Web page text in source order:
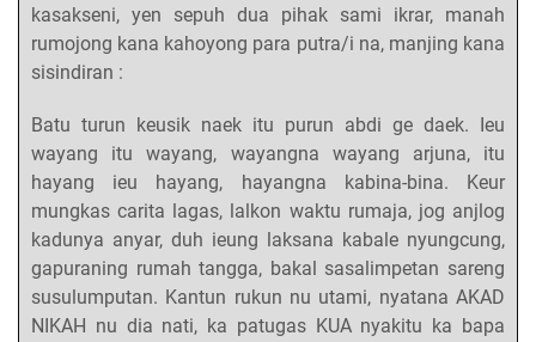
kasakseni, yen sepuh dua pihak sami ikrar, manah
rumojong kana kahoyong para putra/i na, manjing kana
sisindiran :
Batu turun keusik naek itu purun abdi ge daek. Ieu
wayang itu wayang, wayangna wayang arjuna, itu
hayang ieu hayang, hayangna kabina-bina. Keur
mungkas carita lagas, lalkon waktu rumaja, jog anjlog
kadunya anyar, duh ieung laksana kabale nyungcung,
gapuraning rumah tangga, bakal sasalimpetan sareng
susulumputan. Kantun rukun nu utami, nyatana AKAD
NIKAH nu dia nati, ka patugas KUA nyakitu ka bapa